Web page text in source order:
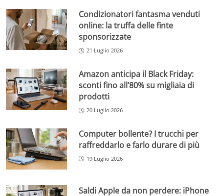
Condizionatori fantasma venduti
online: la truffa delle finte
sponsorizzate
21 Luglio 2026
Amazon anticipa il Black Friday:
sconti fino all’80% su migliaia di
prodotti
20 Luglio 2026
Computer bollente? I trucchi per
raffreddarlo e farlo durare di più
19 Luglio 2026
Saldi Apple da non perdere: iPhone